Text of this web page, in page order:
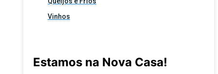
Vinhos
Estamos na Nova Casa!